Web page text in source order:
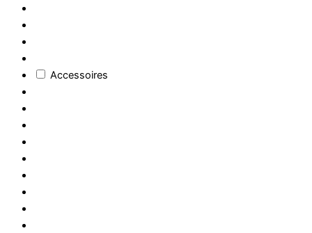
Accessoires